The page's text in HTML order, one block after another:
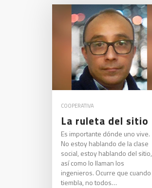
COOPERATIVA
La ruleta del sitio
Es importante dónde uno vive.
No estoy hablando de la clase
social, estoy hablando del sitio,
así como lo llaman los
ingenieros. Ocurre que cuando
tiembla, no todos…